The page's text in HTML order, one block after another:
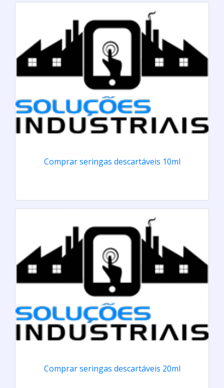
Comprar seringas descartáveis 10ml
Comprar seringas descartáveis 20ml